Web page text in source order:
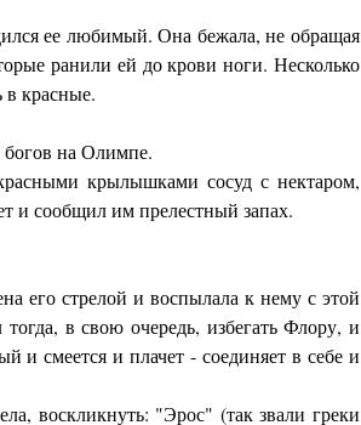
ее любимый. Она бежала, не обращая
ранили ей до крови ноги. Несколько
в красные.
богов на Олимпе.
крылышками сосуд с нектаром,
и сообщил им прелестный запах.
его стрелой и воспылала к нему с этой
в свою очередь, избегать Флору, и
и смеется и плачет - соединяет в себе и
воскликнуть: "Эрос" (так звали греки